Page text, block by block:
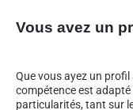
Vous avez un
Que vous ayez un
compétence est
particularités, tant sur